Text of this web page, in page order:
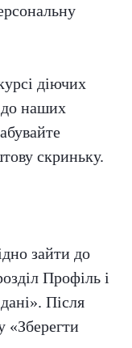
діючих
до наших
скриньку.
зайти до
Профіль і
Після
«Зберегти